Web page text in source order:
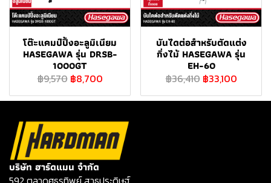
โต๊ะแคมป์ปิ้งอะลูมิเนียม
HASEGAWA รุ่น DRSB-
1000GT
฿9,570 ฿8,700
บันไดต่อสำหรับตัดแต่ง
กิ่งไม้ HASEGAWA รุ่น
EH-60
฿36,410 ฿33,100
บริษัท ฮาร์ดแมน จำกัด